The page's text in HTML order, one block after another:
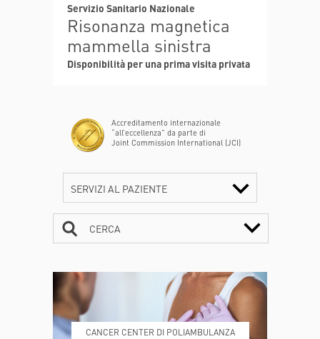
Servizio Sanitario Nazionale
Risonanza magnetica
mammella sinistra
Disponibilità per una prima visita privata
Accreditamento internazionale
“all’eccellenza” da parte di
Joint Commission International (JCI)
SERVIZI AL PAZIENTE
CERCA
CANCER CENTER DI POLIAMBULANZA